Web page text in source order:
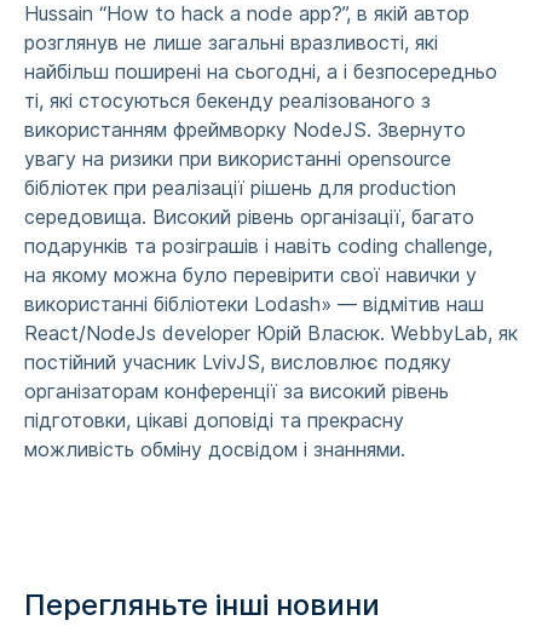
Hussain “How to hack a node app?”, в якій автор
розглянув не лише загальні вразливості, які
найбільш поширені на сьогодні, а і безпосередньо
ті, які стосуються бекенду реалізованого з
використанням фреймворку NodeJS. Звернуто
увагу на ризики при використанні opensource
бібліотек при реалізації рішень для production
середовища. Високий рівень організації, багато
подарунків та розіграшів і навіть coding challenge,
на якому можна було перевірити свої навички у
використанні бібліотеки Lodash» — відмітив наш
React/NodeJs developer Юрій Власюк. WebbyLab, як
постійний учасник LvivJS, висловлює подяку
організаторам конференції за високий рівень
підготовки, цікаві доповіді та прекрасну
можливість обміну досвідом і знаннями.
Перегляньте інші новини